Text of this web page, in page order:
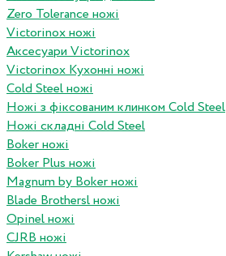
Zero Tolerance ножі
Victorinox ножі
Аксесуари Victorinox
Victorinox Кухонні ножі
Cold Steel ножі
Ножі з фіксованим клинком Cold Steel
Ножі складні Cold Steel
Boker ножі
Boker Plus ножі
Magnum by Boker ножі
Blade Brothersl ножі
Opinel ножі
CJRB ножі